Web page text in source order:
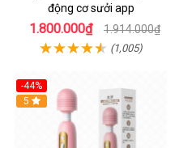
động cơ sưởi app
1.800.000₫ 1.914.000₫
(1,005)
-44%
Hot
5